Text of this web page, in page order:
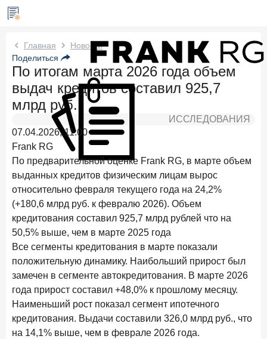
Новости Frank RG
Два дня назад ИССЛЕДОВАНИЕ
По итогам июля 2026 года объем выдач кредитов
составил 1 061,9 млрд руб.
4 августа 2026 года ИССЛЕДОВАНИЕ
Клиентский путь компании МСБ при смене
руководителя в банке обслуживания
24 июля 2026 года ИССЛЕДОВАНИЕ
Ипотека в России: итоги июня 2026 года в цифрах
22 июля 2026 года
Выгодные тарифы на брокерское обслуживание —
существенный фактор выбора брокера
15 июля 2026 года
Клиенты чаще всего узнают о сберегательных
продуктах из рекламы в интернете и на ТВ
9 июля 2026 года
С ростом благосостояния клиентов-сберегателей
увеличивается и склонность к диверсификации
Главная
Новости
Поделиться
По итогам марта 2026 года объем
выдач кредитов составил 925,7
млрд руб.
ИССЛЕДОВАНИЯ
07.04.2026, 11:00
Frank RG
По предварительной оценке Frank RG, в марте объем
выданных кредитов физическим лицам вырос
относительно февраля текущего года на 24,2%
(+180,6 млрд руб. к февралю 2026). Объем
кредитования составил 925,7 млрд рублей что на
50,5% выше, чем в марте 2025 года
Все сегменты кредитования в марте показали
положительную динамику. Наибольший прирост был
замечен в сегменте автокредитования. В марте 2026
года прирост составил +48,0% к прошлому месяцу.
Наименьший рост показал сегмент ипотечного
кредитования. Выдачи составили 326,0 млрд руб., что
на 14,1% выше, чем в феврале 2026 года.